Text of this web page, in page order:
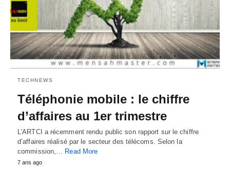
TECHNEWS
Téléphonie mobile : le chiffre
d’affaires au 1er trimestre
L’ARTCI a récemment rendu public son rapport sur le chiffre
d’affaires réalisé par le secteur des télécoms. Selon la
commission,… Read More
7 ans ago